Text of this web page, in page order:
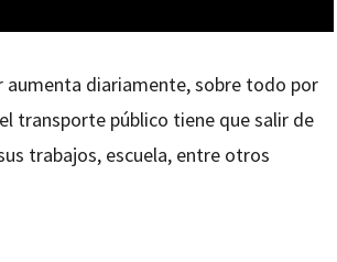
aumenta diariamente, sobre todo por
transporte público tiene que salir de
trabajos, escuela, entre otros